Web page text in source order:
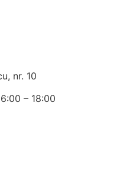
nr. 10
– 18:00